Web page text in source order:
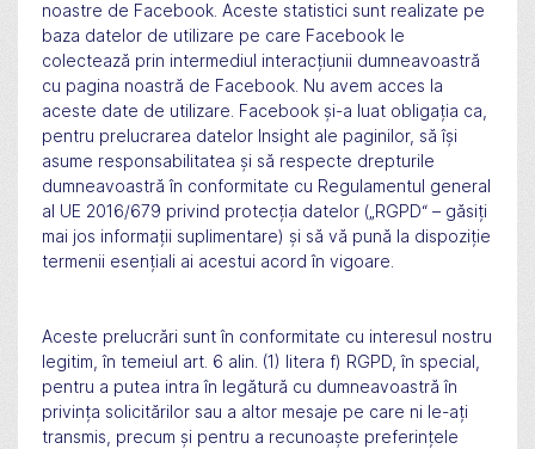
noastre de Facebook. Aceste statistici sunt realizate pe
baza datelor de utilizare pe care Facebook le
colectează prin intermediul interacțiunii dumneavoastră
cu pagina noastră de Facebook. Nu avem acces la
aceste date de utilizare. Facebook și-a luat obligația ca,
pentru prelucrarea datelor Insight ale paginilor, să își
asume responsabilitatea și să respecte drepturile
dumneavoastră în conformitate cu Regulamentul general
al UE 2016/679 privind protecția datelor („RGPD“ – găsiți
mai jos informații suplimentare) și să vă pună la dispoziție
termenii esențiali ai acestui acord în vigoare.
Aceste prelucrări sunt în conformitate cu interesul nostru
legitim, în temeiul art. 6 alin. (1) litera f) RGPD, în special,
pentru a putea intra în legătură cu dumneavoastră în
privința solicitărilor sau a altor mesaje pe care ni le-ați
transmis, precum și pentru a recunoaște preferințele